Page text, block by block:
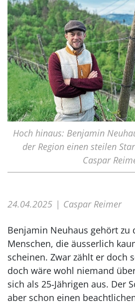
Hoch hinaus: Benjamin
der Region einen steilen
Caspar
24.04.2025 Caspar Reimer
Benjamin Neuhaus gehört zu
Menschen, die äusserlich
scheinen. Zwar zählt er doch
doch wäre wohl niemand
sich als 25‑Jährigen aus. Der
aber schon einen